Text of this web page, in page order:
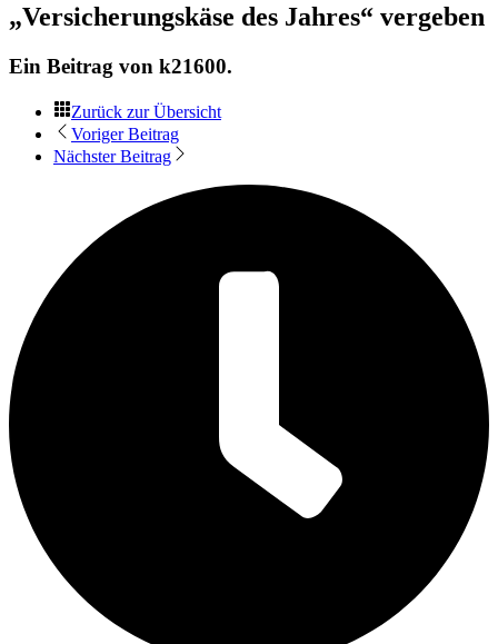
„Versicherungskäse des Jahres“ vergeben
Ein Beitrag von k21600.
Zurück zur Übersicht
Voriger Beitrag
Nächster Beitrag